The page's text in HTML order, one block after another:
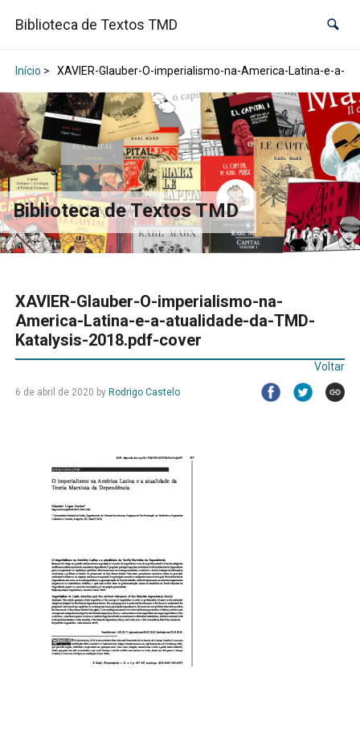
Biblioteca de Textos TMD
Início > XAVIER-Glauber-O-imperialismo-na-America-Latina-e-a-
Biblioteca de Textos TMD
XAVIER-Glauber-O-imperialismo-na-
America-Latina-e-a-atualidade-da-TMD-
Katalysis-2018.pdf-cover
Voltar
6 de abril de 2020 by Rodrigo Castelo